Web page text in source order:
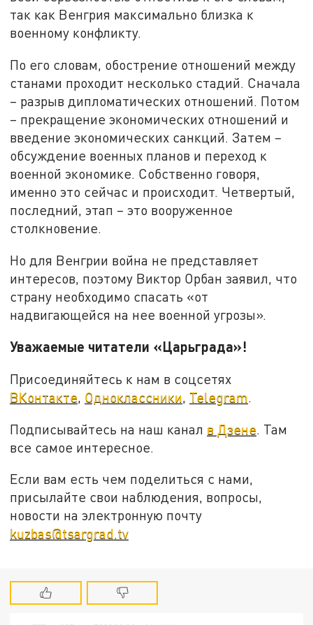
так как Венгрия максимально близка к
военному конфликту.
По его словам, обострение отношений между
станами проходит несколько стадий. Сначала
– разрыв дипломатических отношений. Потом
– прекращение экономических отношений и
введение экономических санкций. Затем –
обсуждение военных планов и переход к
военной экономике. Собственно говоря,
именно это сейчас и происходит. Четвертый,
последний, этап – это вооруженное
столкновение.
Но для Венгрии война не представляет
интересов, поэтому Виктор Орбан заявил, что
страну необходимо спасать «от
надвигающейся на нее военной угрозы».
Уважаемые читатели «Царьграда»!
Присоединяйтесь к нам в соцсетях
ВКонтакте, Одноклассники, Telegram.
Подписывайтесь на наш канал в Дзене. Там
все самое интересное.
Если вам есть чем поделиться с нами,
присылайте свои наблюдения, вопросы,
новости на электронную почту
kuzbas@tsargrad.tv